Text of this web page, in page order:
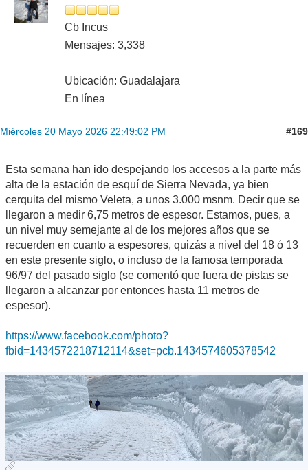
Cb Incus
Mensajes: 3,338
Ubicación: Guadalajara
En línea
Miércoles 20 Mayo 2026 22:49:02 PM #169
Esta semana han ido despejando los accesos a la parte más
alta de la estación de esquí de Sierra Nevada, ya bien
cerquita del mismo Veleta, a unos 3.000 msnm. Decir que se
llegaron a medir 6,75 metros de espesor. Estamos, pues, a
un nivel muy semejante al de los mejores años que se
recuerden en cuanto a espesores, quizás a nivel del 18 ó 13
en este presente siglo, o incluso de la famosa temporada
96/97 del pasado siglo (se comentó que fuera de pistas se
llegaron a alcanzar por entonces hasta 11 metros de
espesor).
https://www.facebook.com/photo?
fbid=1434572218712114&set=pcb.1434574605378542